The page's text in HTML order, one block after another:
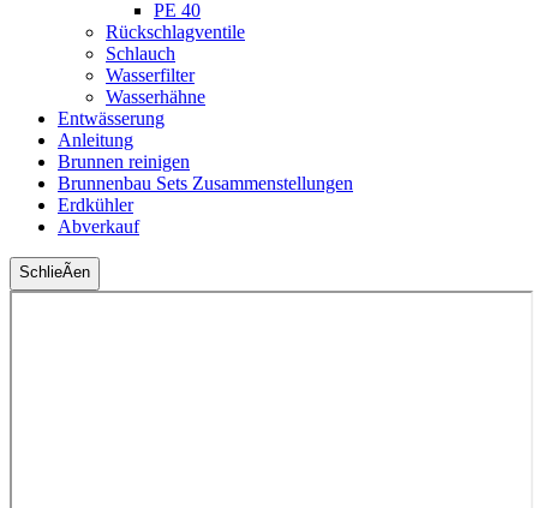
PE 40
Rückschlagventile
Schlauch
Wasserfilter
Wasserhähne
Entwässerung
Anleitung
Brunnen reinigen
Brunnenbau Sets Zusammenstellungen
Erdkühler
Abverkauf
SchlieÃen